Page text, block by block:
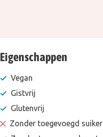
Eigenschappen
Vegan
Gistvrij
Glutenvrij
Zonder toegevoegd suiker